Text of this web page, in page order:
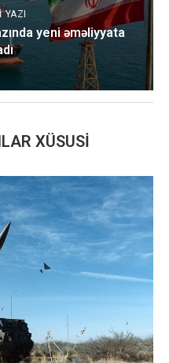
YAZI
yeni əməliyyata
XÜSUSI